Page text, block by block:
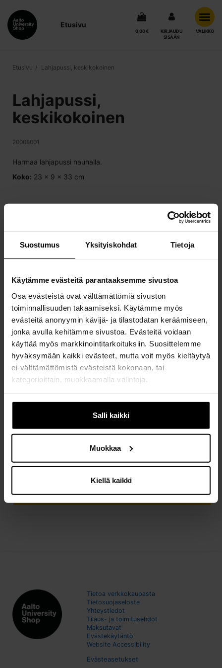
Suostumus Yksityiskohdat Tietoja
Käytämme evästeitä parantaaksemme sivustoa
Osa evästeistä ovat välttämättömiä sivuston
toiminnallisuuden takaamiseksi. Käytämme myös
evästeitä anonyymin kävijä- ja tilastodatan keräämiseen,
jonka avulla kehitämme sivustoa. Evästeitä voidaan
käyttää myös markkinointitarkoituksiin. Suosittelemme
hyväksymään kaikki evästeet, mutta voit myös kieltäytyä
ei-välttämättömistä evästeistä kokonaan, tai
kategorioittain, muokkaamalla valintoja.
Jos muutat mielesi myöhemmin, voit muokata asetuksia
evästeasetusten alla, sivun alalaidassa.
Salli kaikki
Muokkaa
Kiellä kaikki
Etusivu
0,00 €
KIRJAUDU
SISÄÄN
VALIKKO
Etusivu Lahjapussi, keskikokoinen
Lahjapussi,
keskikokoinen
20008001
Harmaa lahjapussi nauhalla.
Koko: 23 x 9 x 33 cm
kpl
Yhteensä: 2,00 €
LISÄÄ OSTOSKORIIN
Tietoa verkkokaupasta
Tietosuojaseloste
Yhteystiedot
Tilaus- ja toimitusehdot
Maksutavat
Evästekäytäntö
Website Accessibility
Evästeasetukset